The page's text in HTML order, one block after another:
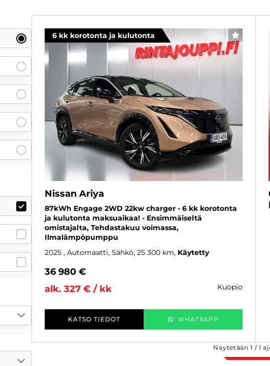
6 kk korotonta ja kulutonta SUOSIKKI
Nissan Ariya
87kWh Engage 2WD 22kw charger - 6 kk korotonta
ja kulutonta maksuaikaa! - Ensimmäiseltä
omistajalta, Tehdastakuu voimassa,
Ilmalämpöpumppu
2025 , Automaatti, Sähkö, 25 300 km Käytetty
36 980 €
alk. 327 € / kk
kuopio
KATSO TIEDOT WHATSAPP
Näytetään1 /1